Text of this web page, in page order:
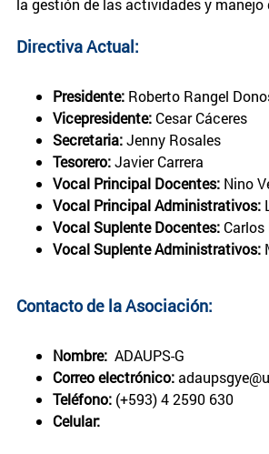
la gestión de las actividades y manejo
Directiva Actual:
Presidente: Roberto Rangel
Vicepresidente: Cesar Cáceres
Secretaria:Jenny Rosales
Tesorero:Javier Carrera
Vocal Principal Docentes: Nino
Vocal Principal Administrativos:
Vocal Suplente Docentes: Carlos
Vocal Suplente Administrativos:
Contacto de la Asociación:
Nombre: ADAUPS-G
Correo electrónico:
Teléfono: (+593) 4 2590 630
Celular: